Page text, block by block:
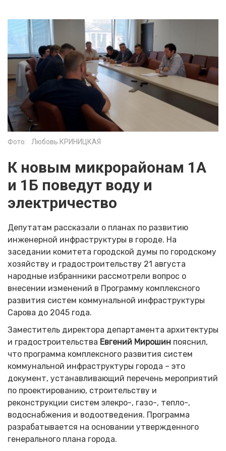
Фото: Любовь КРИНИЦКАЯ
К новым микрорайонам 1А
и 1Б поведут воду и
электричество
Депутатам рассказали о планах по развитию
инженерной инфраструктуры в городе. На
заседании комитета городской думы по городскому
хозяйству и градостроительству 21 августа
народные избранники рассмотрели вопрос о
внесении изменений в Программу комплексного
развития систем коммунальной инфраструктуры
Сарова до 2045 года.
Заместитель директора департамента архитектуры
и градостроительства Евгений Мирошин пояснил,
что программа комплексного развития систем
коммунальной инфраструктуры города – это
документ, устанавливающий перечень мероприятий
по проектированию, строительству и
реконструкции систем элекро-, газо-, тепло-,
водоснабжения и водоотведения. Программа
разрабатывается на основании утвержденного
генерального плана города.